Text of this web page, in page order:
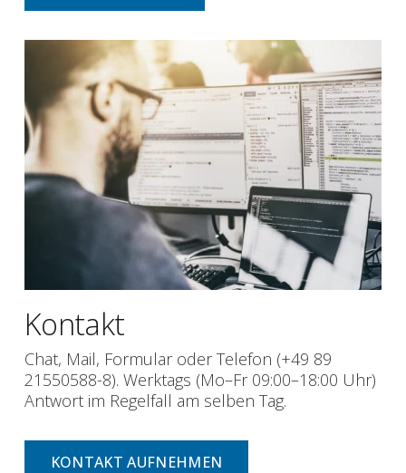
Kontakt
Chat, Mail, Formular oder Telefon (+49 89
21550588-8). Werktags (Mo–Fr 09:00–18:00 Uhr)
Antwort im Regelfall am selben Tag.
KONTAKT AUFNEHMEN